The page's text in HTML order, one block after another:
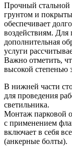
Прочный
грунтом и
обеспечивает
воздействиям. Для
дополнительная
услуги
Важно отметить,
высокой степенью
В нижней части
для проведения
светильника.
Монтаж парковой
с применением
включает в себя
(анкерные болты).